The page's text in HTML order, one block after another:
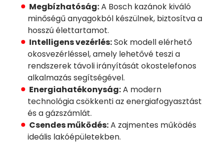
Megbízhatóság:A Bosch kazánok kiváló
minőségű anyagokból készülnek, biztosítva a
hosszú élettartamot.
Intelligens vezérlés:Sok modell elérhető
okosvezérléssel, amely lehetővé teszi a
rendszerek távoli irányítását okostelefonos
alkalmazás segítségével.
Energiahatékonyság:A modern
technológia csökkenti az energiafogyasztást
és a gázszámlát.
Csendes működés:A zajmentes működés
ideális lakóépületekben.